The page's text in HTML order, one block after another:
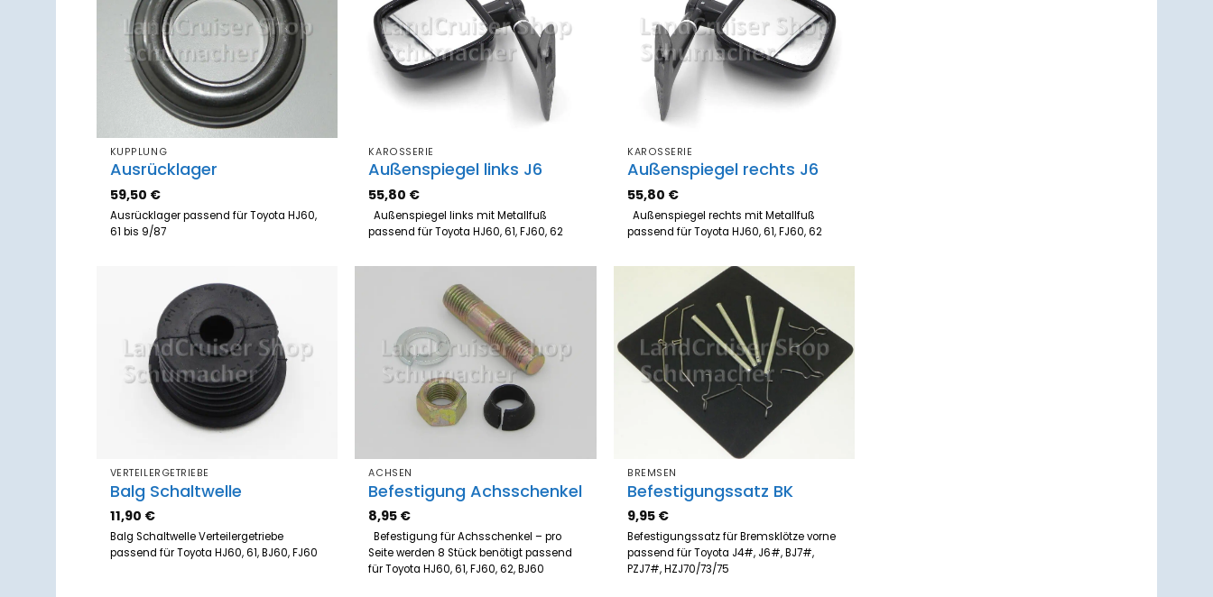
Merkzettel
hinzufügen
KUPPLUNG
Ausrücklager
59,50 €
Ausrücklager passend für Toyota HJ60,
61 bis 9/87
hinzufügen
KAROSSERIE
Außenspiegel links J6
55,80 €
Außenspiegel links mit Metallfuß
passend für Toyota HJ60, 61, FJ60, 62
Merkzettel
hinzufügen
KAROSSERIE
Außenspiegel rechts J6
55,80 €
Außenspiegel rechts mit Metallfuß
passend für Toyota HJ60, 61, FJ60, 62
Merkzettel
hinzufügen
VERTEILERGETRIEBE
Balg Schaltwelle
11,90 €
Balg Schaltwelle Verteilergetriebe
passend für Toyota HJ60, 61, BJ60, FJ60
hinzufügen
ACHSEN
Befestigung Achsschenkel
8,95 €
Befestigung für Achsschenkel – pro
Seite werden 8 Stück benötigt passend
für Toyota HJ60, 61, FJ60, 62, BJ60
Zum
Merkzettel
hinzufügen
BREMSEN
Befestigungssatz BK
9,95 €
Befestigungssatz für Bremsklötze vorne
passend für Toyota J4#, J6#, BJ7#,
PZJ7#, HZJ70/73/75